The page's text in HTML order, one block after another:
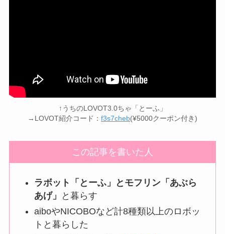
↑うちのLOVOT3.0ちゃ「とーふ」
→LOVOT紹介コード： f3s7cheb(¥5000クーポン付き)
この記事を書いた人
ラボット「とーふ」とモフリン「あぶら
あげ」
と暮らす
aiboやNICOBOなど計8種類以上のロボッ
トと暮らした